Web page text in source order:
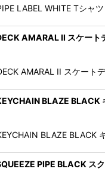
LABEL WHITE Tシ
AMARAL II スケート
AMARAL II スケー
BLAZE BLACK
BLAZE
PIPE BLACK ス